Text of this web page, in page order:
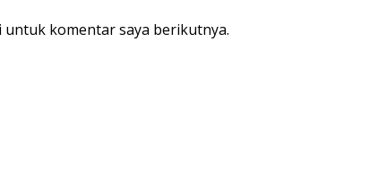
untuk komentar saya berikutnya.